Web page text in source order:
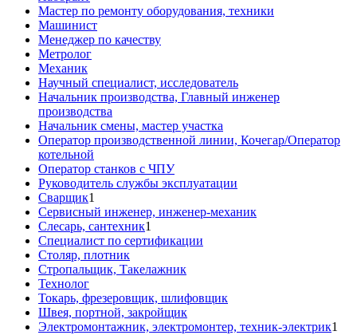
Мастер по ремонту оборудования, техники
Машинист
Менеджер по качеству
Метролог
Механик
Научный специалист, исследователь
Начальник производства, Главный инженер
производства
Начальник смены, мастер участка
Оператор производственной линии, Кочегар/Оператор
котельной
Оператор станков с ЧПУ
Руководитель службы эксплуатации
Сварщик1
Сервисный инженер, инженер-механик
Слесарь, сантехник1
Специалист по сертификации
Столяр, плотник
Стропальщик, Такелажник
Технолог
Токарь, фрезеровщик, шлифовщик
Швея, портной, закройщик
Электромонтажник, электромонтер, техник-электрик1